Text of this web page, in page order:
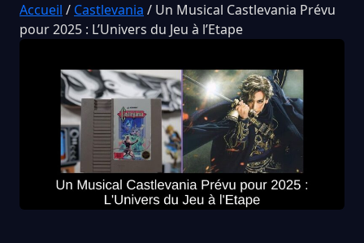
Accueil / Castlevania / Un Musical Castlevania Prévu
pour 2025 : L’Univers du Jeu à l’Etape